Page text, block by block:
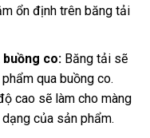
ổn định trên băng tải
buồng co:Băng tải sẽ
qua buồng co.
cao sẽ làm cho màng
của sản phẩm.